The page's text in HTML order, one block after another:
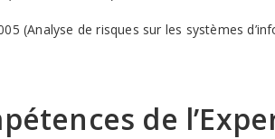
(Analyse de risques sur les systèmes
de